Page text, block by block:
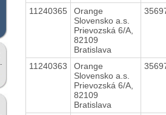
11240365
Orange
Slovensko a.s.
Prievozská 6/A,
82109
Bratislava
11240363
Orange
Slovensko a.s.
Prievozská 6/A,
82109
Bratislava